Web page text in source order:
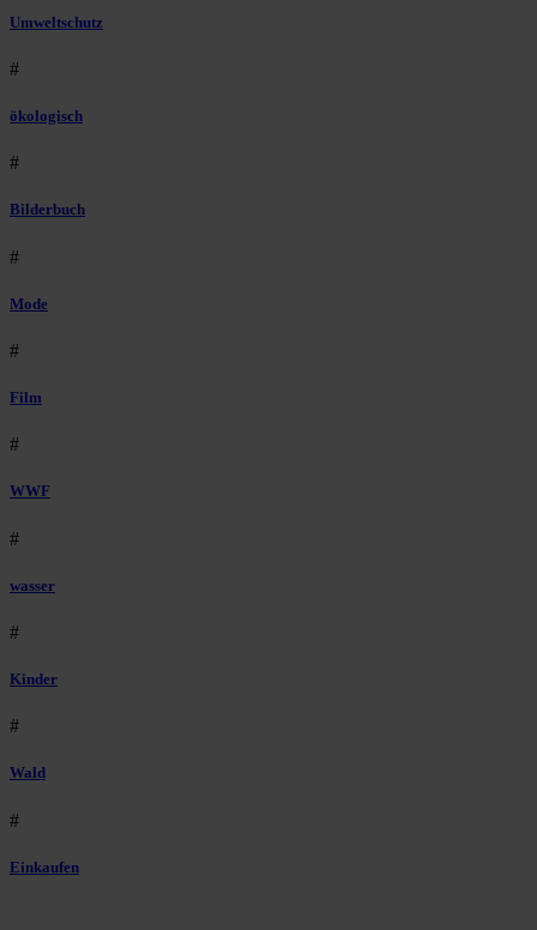
Umweltschutz
#
ökologisch
#
Bilderbuch
#
Mode
#
Film
#
WWF
#
wasser
#
Kinder
#
Wald
#
Einkaufen